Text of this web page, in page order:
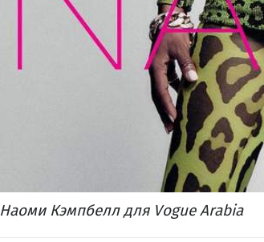
Наоми Кэмпбелл для Vogue Arabia